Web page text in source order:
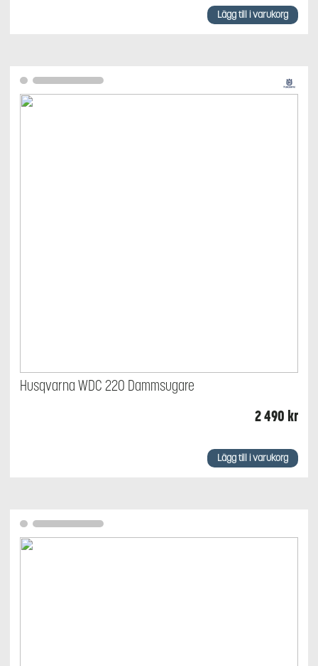
Lägg till i varukorg
Husqvarna WDC 220 Dammsugare
2 490 kr
Lägg till i varukorg